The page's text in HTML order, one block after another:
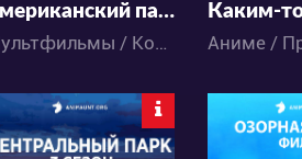
Американский папаша 18 сезон
Мультфильмы / Комедия / Пародия / Повседневность